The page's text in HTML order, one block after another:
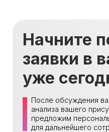
После обсуждения
анализа вашего
предложим
для дальнейшего
Начните
заявки в
уже